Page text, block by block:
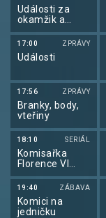
Události za
okamžik a
počasí
17:00 ZPRÁVY
Události
17:56 ZPRÁVY
Branky, body,
vteřiny
18:10 SERIÁL
Komisařka
Florence VI
(4/4)
19:40 ZÁBAVA
Komici na
jedničku